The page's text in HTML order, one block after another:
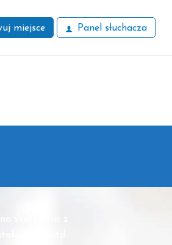
miejsce Panel słuchacza
skorzystać z